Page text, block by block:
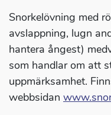
Snorkelövning med
avslappning, lugn
hantera ångest)
som handlar om att
uppmärksamhet.
webbsidan